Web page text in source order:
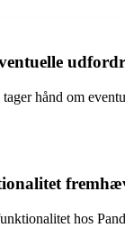
hånd om
hos